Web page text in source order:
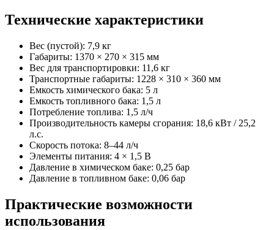
Технические характеристики
Вес (пустой): 7,9 кг
Габариты: 1370 × 270 × 315 мм
Вес для транспортировки: 11,6 кг
Транспортные габариты: 1228 × 310 × 360 мм
Емкость химического бака: 5 л
Емкость топливного бака: 1,5 л
Потребление топлива: 1,5 л/ч
Производительность камеры сгорания: 18,6 кВт / 25,2
л.с.
Скорость потока: 8–44 л/ч
Элементы питания: 4 × 1,5 В
Давление в химическом баке: 0,25 бар
Давление в топливном баке: 0,06 бар
Практические возможности
использования